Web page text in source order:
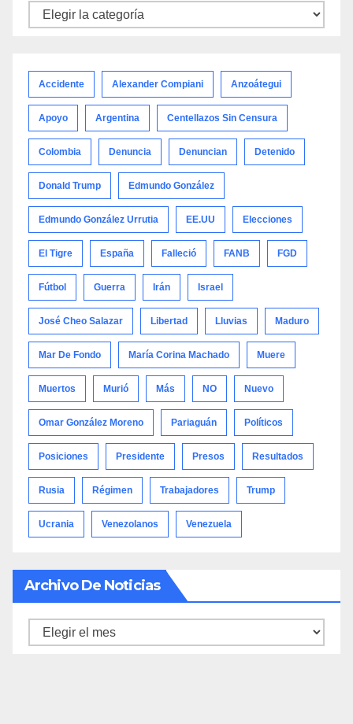
Noticias
Accidente Alexander Compiani Anzoátegui
Apoyo Argentina Centellazos Sin Censura
Colombia Denuncia Denuncian Detenido
Donald Trump Edmundo González
Edmundo González Urrutia EE.UU Elecciones
El Tigre España Falleció FANB FGD
Fútbol Guerra Irán Israel
José Cheo Salazar Libertad Lluvias Maduro
Mar De Fondo María Corina Machado Muere
Muertos Murió Más NO Nuevo
Omar González Moreno Pariaguán Políticos
Posiciones Presidente Presos Resultados
Rusia Régimen Trabajadores Trump
Ucrania Venezolanos Venezuela
Archivo De Noticias
Archivo